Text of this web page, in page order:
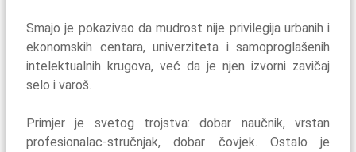
Smajo je pokazivao da mudrost nije privilegija urbanih i
ekonomskih centara, univerziteta i samoproglašenih
intelektualnih krugova, već da je njen izvorni zavičaj
selo i varoš.
Primjer je svetog trojstva: dobar naučnik, vrstan
profesionalac-stručnjak, dobar čovjek. Ostalo je